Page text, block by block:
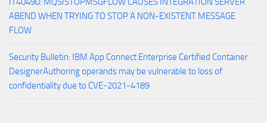
ABEND WHEN TRYING TO STOP A NON-EXISTENT MESSAGE
FLOW
Security Bulletin: IBM App Connect Enterprise Certified Container
DesignerAuthoring operands may be vulnerable to loss of
confidentiality due to CVE-2021-4189